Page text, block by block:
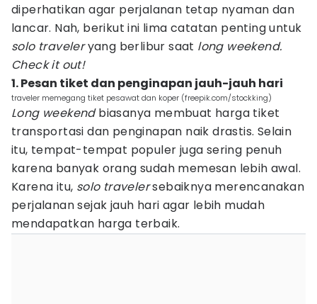
diperhatikan agar perjalanan tetap nyaman dan
lancar. Nah, berikut ini lima catatan penting untuk
solo traveleryang berlibur saat long weekend.
Check it out!
1. Pesan tiket dan penginapan jauh-jauh hari
traveler memegang tiket pesawat dan koper (freepik.com/stockking)
Long weekendbiasanya membuat harga tiket
transportasi dan penginapan naik drastis. Selain
itu, tempat-tempat populer juga sering penuh
karena banyak orang sudah memesan lebih awal.
Karena itu, solo travelersebaiknya merencanakan
perjalanan sejak jauh hari agar lebih mudah
mendapatkan harga terbaik.